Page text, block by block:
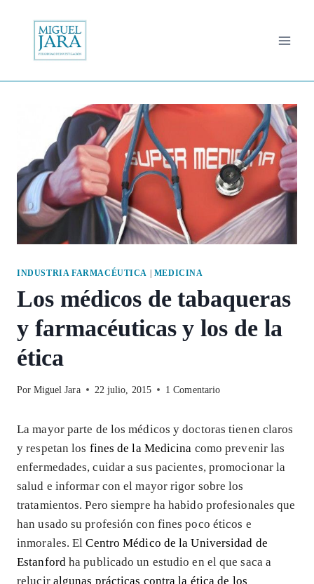
contenido
INDUSTRIA FARMACÉUTICA MEDICINA
Los médicos de tabaqueras
y farmacéuticas y los de la
ética
Por Miguel Jara 22 julio, 2015 1 Comentario
La mayor parte de los médicos y doctoras tienen claros
y respetan los fines de la Medicina como prevenir las
enfermedades, cuidar a sus pacientes, promocionar la
salud e informar con el mayor rigor sobre los
tratamientos. Pero siempre ha habido profesionales que
han usado su profesión con fines poco éticos e
inmorales. ElCentro Médico de la Universidad de
Estanford ha publicado un estudio en el que saca a
relucir algunas prácticas contra la ética de los